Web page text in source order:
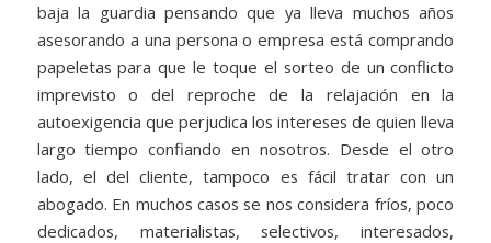
baja la guardia pensando que ya lleva muchos años
asesorando a una persona o empresa está comprando
papeletas para que le toque el sorteo de un conflicto
imprevisto o del reproche de la relajación en la
autoexigencia que perjudica los intereses de quien lleva
largo tiempo confiando en nosotros. Desde el otro
lado, el del cliente, tampoco es fácil tratar con un
abogado. En muchos casos se nos considera fríos, poco
dedicados, materialistas, selectivos, interesados,